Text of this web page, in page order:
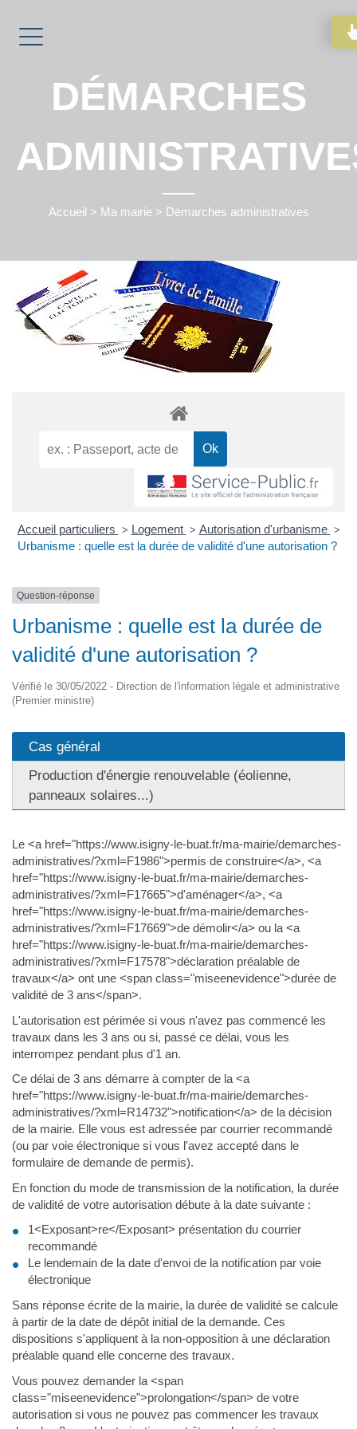
DÉMARCHES
Accueil > Ma mairie> Démarches administratives
Accueil particuliers > Logement > Autorisation d'urbanisme >
Urbanisme : quelle est la durée de validité d'une autorisation ?
Question-réponse
Urbanisme : quelle est la durée de
validité d'une autorisation ?
Vérifié le 30/05/2022 - Direction de l'information légale et administrative
(Premier ministre)
Cas général
Production d'énergie renouvelable (éolienne,
panneaux solaires...)
Le <a href="https://www.isigny-le-buat.fr/ma-mairie/demarches-
administratives/?xml=F1986">permis de construire</a>, <a
href="https://www.isigny-le-buat.fr/ma-mairie/demarches-
administratives/?xml=F17665">d'aménager</a>, <a
href="https://www.isigny-le-buat.fr/ma-mairie/demarches-
administratives/?xml=F17669">de démolir</a> ou la <a
href="https://www.isigny-le-buat.fr/ma-mairie/demarches-
administratives/?xml=F17578">déclaration préalable de
travaux</a> ont une <span class="miseenevidence">durée de
validité de 3 ans</span>.
L'autorisation est périmée si vous n'avez pas commencé les
travaux dans les 3 ans ou si, passé ce délai, vous les
interrompez pendant plus d'1 an.
Ce délai de 3 ans démarre à compter de la <a
href="https://www.isigny-le-buat.fr/ma-mairie/demarches-
administratives/?xml=R14732">notification</a> de la décision
de la mairie. Elle vous est adressée par courrier recommandé
(ou par voie électronique si vous l'avez accepté dans le
formulaire de demande de permis).
En fonction du mode de transmission de la notification, la durée
de validité de votre autorisation débute à la date suivante :
1<Exposant>re</Exposant> présentation du courrier
recommandé
Le lendemain de la date d'envoi de la notification par voie
électronique
Sans réponse écrite de la mairie, la durée de validité se calcule
à partir de la date de dépôt initial de la demande. Ces
dispositions s'appliquent à la non-opposition à une déclaration
préalable quand elle concerne des travaux.
Vous pouvez demander la <span
class="miseenevidence">prolongation</span> de votre
autorisation si vous ne pouvez pas commencer les travaux